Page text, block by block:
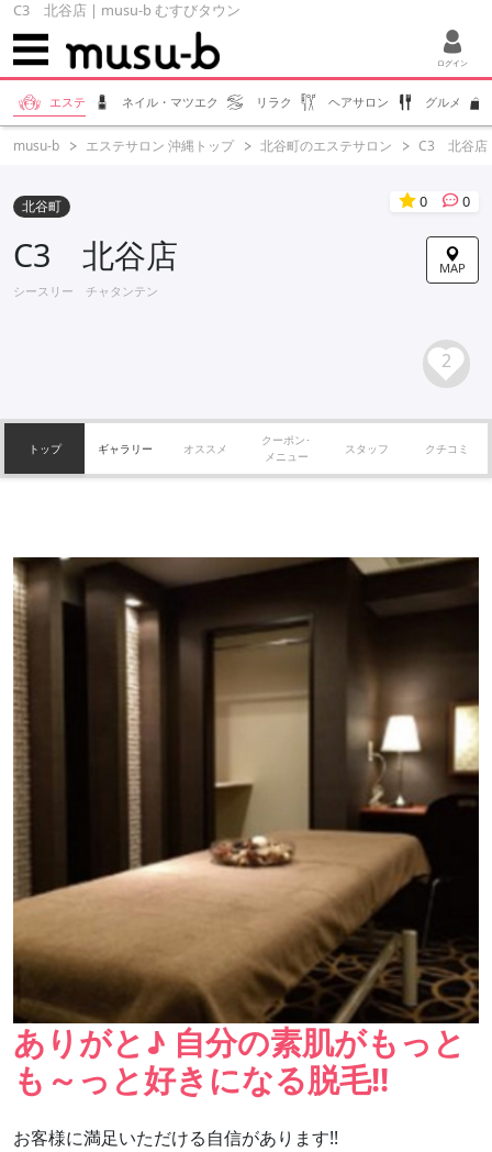
C3 北谷店 | musu-b むすびタウン
ログイン
エステ ネイル・マツエク リラク ヘアサロン グルメ
musu-b エステサロン 沖縄トップ 北谷町のエステサロン C3 北谷店
北谷町 0 0
MAP
C3 北谷店
シースリー チャタンテン
2
トップ ギャラリー オススメ
クーポン･
メニュー
スタッフ クチコミ
ありがと♪ 自分の素肌がもっと
も～っと好きになる脱毛!!
お客様に満足いただける自信があります!!